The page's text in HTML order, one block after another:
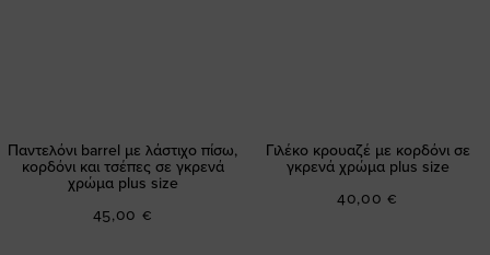
Παντελόνι barrel με λάστιχο πίσω,
κορδόνι και τσέπες σε γκρενά
χρώμα plus size
45,00 €
Γιλέκο κρουαζέ με κορδόνι σε
γκρενά χρώμα plus size
40,00 €